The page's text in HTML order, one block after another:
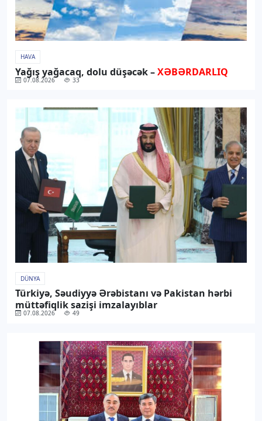
HAVA
Yağış yağacaq, dolu düşəcək –XƏBƏRDARLIQ
07.08.2026 33
DÜNYA
Türkiyə, Səudiyyə Ərəbistanı və Pakistan hərbi
müttəfiqlik sazişi imzalayıblar
07.08.2026 49